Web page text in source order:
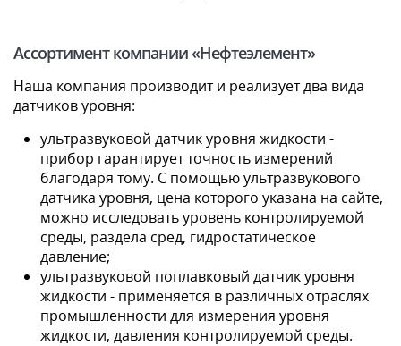
Ассортимент компании «Нефтеэлемент»
Наша компания производит и реализует два вида
датчиков уровня:
ультразвуковой датчик уровня жидкости -
прибор гарантирует точность измерений
благодаря тому. С помощью ультразвукового
датчика уровня, цена которого указана на сайте,
можно исследовать уровень контролируемой
среды, раздела сред, гидростатическое
давление;
ультразвуковой поплавковый датчик уровня
жидкости - применяется в различных отраслях
промышленности для измерения уровня
жидкости, давления контролируемой среды.